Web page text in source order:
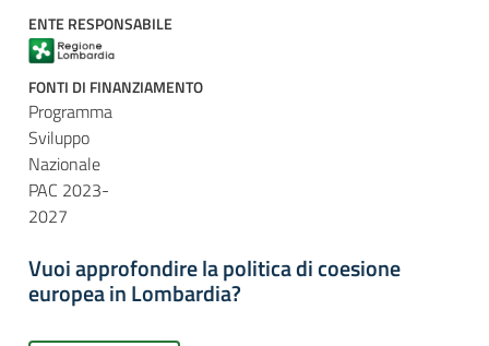
ENTE RESPONSABILE
FONTI DI FINANZIAMENTO
Programma
Sviluppo
Nazionale
PAC 2023-
2027
Vuoi approfondire la politica di coesione
europea in Lombardia?